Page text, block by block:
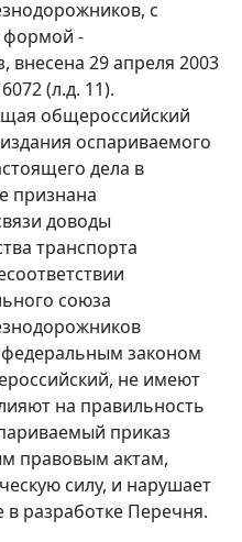
с
формой -
29 апреля 2003
(л.д. 11).
общероссийский
оспариваемого
дела в
признана
доводы
транспорта
союза
законом
не имеют
на правильность
приказ
правовым актам,
силу, и нарушает
в разработке Перечня.